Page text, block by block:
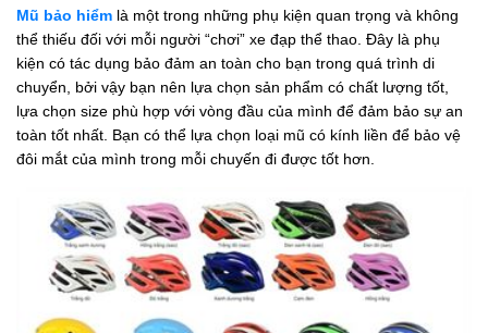
Mũ bảo hiểm là một trong những phụ kiện quan trọng và không
thể thiếu đối với mỗi người “chơi” xe đạp thể thao. Đây là phụ
kiện có tác dụng bảo đảm an toàn cho bạn trong quá trình di
chuyển, bởi vậy bạn nên lựa chọn sản phẩm có chất lượng tốt,
lựa chọn size phù hợp với vòng đầu của mình để đảm bảo sự an
toàn tốt nhất. Bạn có thể lựa chọn loại mũ có kính liền để bảo vệ
đôi mắt của mình trong mỗi chuyến đi được tốt hơn.